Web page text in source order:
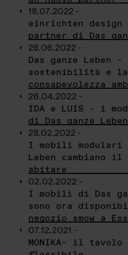
18.07.2022 -
einrichten
partner di Das
28.06.2022 -
Das ganze Leben -
sostenibilità e la
consapevolezza
26.04.2022 -
IDA e LUIS - i
di Das ganze Leben
28.02.2022 -
I mobili modulari
Leben cambiano il
abitare
02.02.2022 -
I mobili di Das
sono ora
negozio smow a
07.12.2021 -
MONIKA– il tavolo